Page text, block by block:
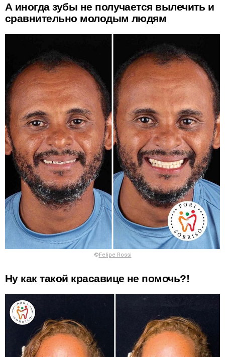
А иногда зубы не получается вылечить и
сравнительно молодым людям
©Felipe Rossi
Ну как такой красавице не помочь?!